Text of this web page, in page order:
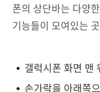
폰의 상단바는 다양
기능들이 모여있는
갤럭시폰 화면 맨
손가락을 아래쪽